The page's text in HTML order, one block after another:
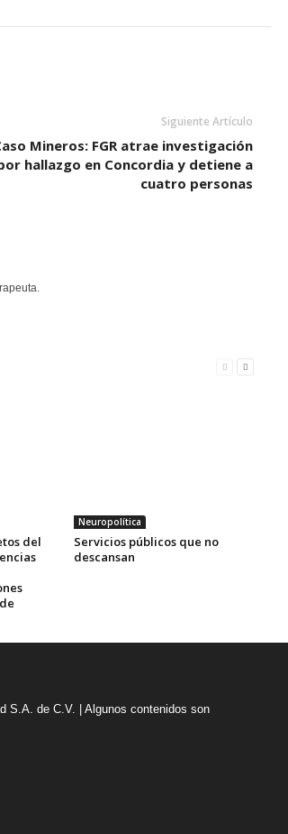
Siguiente Artículo
Mineros: FGR atrae investigación
hallazgo en Concordia y detiene a
cuatro personas
del
Neuropolítica
Servicios públicos que no
descansan
S.A. de C.V. | Algunos contenidos son